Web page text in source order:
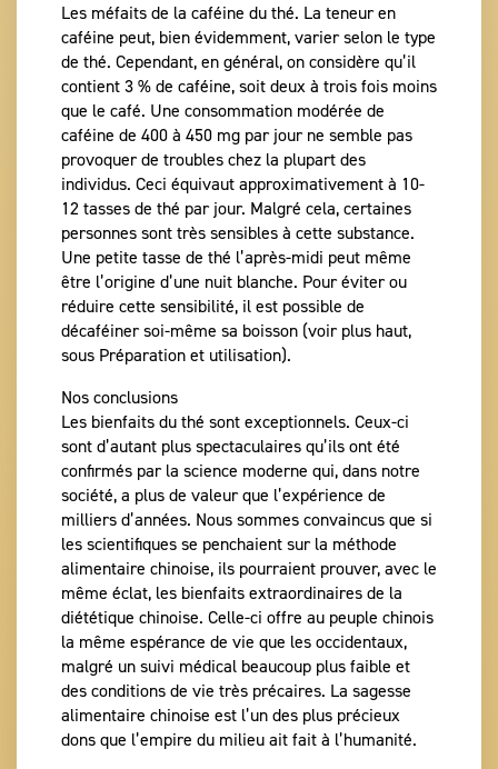
Les méfaits de la caféine du thé. La teneur en
caféine peut, bien évidemment, varier selon le type
de thé. Cependant, en général, on considère qu’il
contient 3 % de caféine, soit deux à trois fois moins
que le café. Une consommation modérée de
caféine de 400 à 450 mg par jour ne semble pas
provoquer de troubles chez la plupart des
individus. Ceci équivaut approximativement à 10-
12 tasses de thé par jour. Malgré cela, certaines
personnes sont très sensibles à cette substance.
Une petite tasse de thé l’après-midi peut même
être l’origine d’une nuit blanche. Pour éviter ou
réduire cette sensibilité, il est possible de
décaféiner soi-même sa boisson (voir plus haut,
sous Préparation et utilisation).
Nos conclusions
Les bienfaits du thé sont exceptionnels. Ceux-ci
sont d’autant plus spectaculaires qu’ils ont été
confirmés par la science moderne qui, dans notre
société, a plus de valeur que l’expérience de
milliers d’années. Nous sommes convaincus que si
les scientifiques se penchaient sur la méthode
alimentaire chinoise, ils pourraient prouver, avec le
même éclat, les bienfaits extraordinaires de la
diététique chinoise. Celle-ci offre au peuple chinois
la même espérance de vie que les occidentaux,
malgré un suivi médical beaucoup plus faible et
des conditions de vie très précaires. La sagesse
alimentaire chinoise est l’un des plus précieux
dons que l’empire du milieu ait fait à l’humanité.